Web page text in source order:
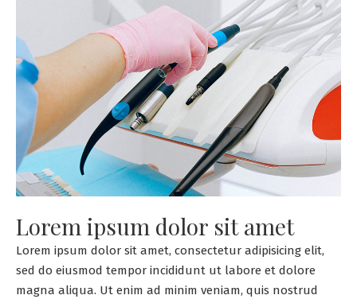
Lorem ipsum dolor sit amet
Lorem ipsum dolor sit amet, consectetur adipisicing elit,
sed do eiusmod tempor incididunt ut labore et dolore
magna aliqua. Ut enim ad minim veniam, quis nostrud